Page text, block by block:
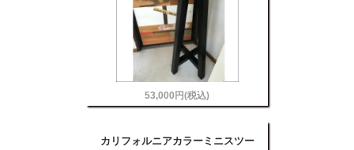
53,000円(税込)
カリフォルニアカラーミニスツー